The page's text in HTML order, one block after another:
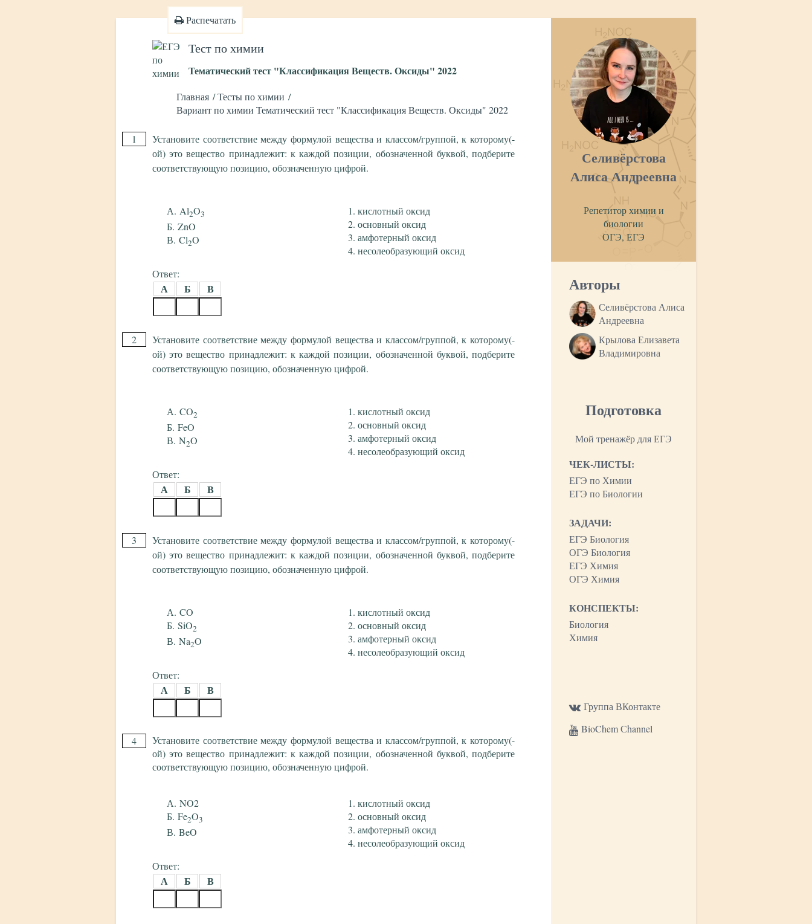
Селивёрстова
Алиса Андреевна
Репетитор химии и
биологии
ОГЭ, ЕГЭ
Авторы
Селивёрстова Алиса
Андреевна
Крылова Елизавета
Владимировна
Подготовка
Мой тренажёр для ЕГЭ
ЧЕК-ЛИСТЫ:
ЕГЭ по Химии
ЕГЭ по Биологии
ЗАДАЧИ:
ЕГЭ Биология
ОГЭ Биология
ЕГЭ Химия
ОГЭ Химия
КОНСПЕКТЫ:
Биология
Химия
Группа ВКонтакте
BioChem Сhannel
Распечатать
Тест по химии
Тематический тест "Классификация Веществ. Оксиды" 2022
Главная
Тесты по химии
Вариант по химии Тематический тест "Классификация Веществ. Оксиды" 2022
1
Установите соответствие между формулой вещества и классом/группой, к которому(-
ой) это вещество принадлежит: к каждой позиции, обозначенной буквой, подберите
соответствующую позицию, обозначенную цифрой.
Al2O3
ZnO
Cl2O
кислотный оксид
основный оксид
амфотерный оксид
несолеобразующий оксид
Ответ:
А Б В
2
Установите соответствие между формулой вещества и классом/группой, к которому(-
ой) это вещество принадлежит: к каждой позиции, обозначенной буквой, подберите
соответствующую позицию, обозначенную цифрой.
CO2
FeO
N2O
кислотный оксид
основный оксид
амфотерный оксид
несолеобразующий оксид
Ответ:
А Б В
3
Установите соответствие между формулой вещества и классом/группой, к которому(-
ой) это вещество принадлежит: к каждой позиции, обозначенной буквой, подберите
соответствующую позицию, обозначенную цифрой.
CO
SiO2
Na2O
кислотный оксид
основный оксид
амфотерный оксид
несолеобразующий оксид
Ответ:
А Б В
4
Установите соответствие между формулой вещества и классом/группой, к которому(-
ой) это вещество принадлежит: к каждой позиции, обозначенной буквой, подберите
соответствующую позицию, обозначенную цифрой.
NO2
Fe2O3
BeO
кислотный оксид
основный оксид
амфотерный оксид
несолеобразующий оксид
Ответ:
А Б В